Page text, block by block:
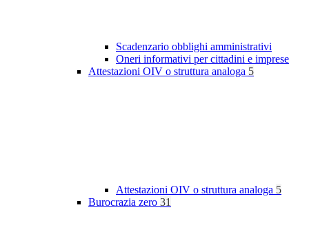
Scadenzario obblighi amministrativi
Oneri informativi per cittadini e imprese
Attestazioni OIV o struttura analoga 5
Attestazioni OIV o struttura analoga 5
Burocrazia zero 31